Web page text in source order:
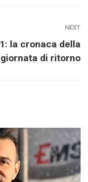
NEXT
la cronaca della
di ritorno